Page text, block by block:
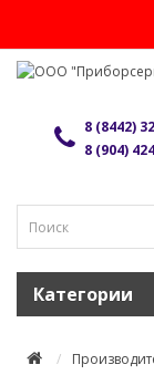
8 (8442)
8 (904)
Категории